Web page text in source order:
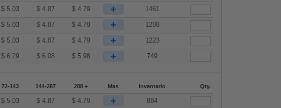
$ 5.03 $ 4.87 $ 4.79 + 1461
$ 5.03 $ 4.87 $ 4.79 + 1298
$ 5.03 $ 4.87 $ 4.79 + 1223
$ 6.29 $ 6.08 $ 5.98 + 749
72-143 144-287 288 + Mas Inventario Qty.
$ 5.03 $ 4.87 $ 4.79 + 884